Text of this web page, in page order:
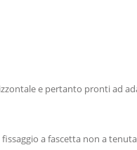
e pertanto pronti ad
a fascetta non a